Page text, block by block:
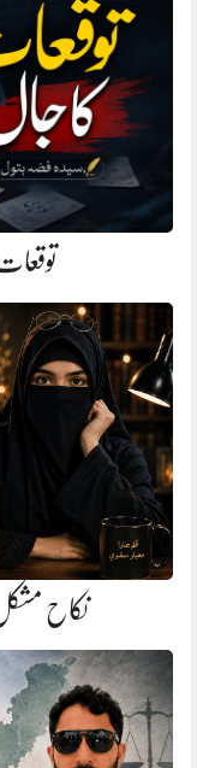
نکاح